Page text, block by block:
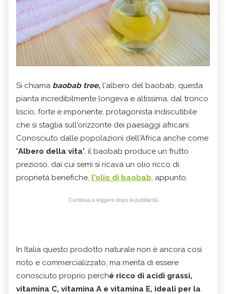
Si chiama baobab tree, l'albero del baobab, questa
pianta incredibilmente longeva e altissima, dal tronco
liscio, forte e imponente, protagonista indiscutibile
che si staglia sull'orizzonte dei paesaggi africani.
Conosciuto dalle popolazioni dell'Africa anche come
"Albero della vita", il baobab produce un frutto
prezioso, dai cui semi si ricava un olio ricco di
proprietà benefiche, l'olio di baobab, appunto.
Continua a leggere dopo la pubblicità
In Italia questo prodotto naturale non è ancora così
noto e commercializzato, ma merità di essere
conosciuto proprio perché ricco di acidi grassi,
vitamina C, vitamina A e vitamina E, ideali per la